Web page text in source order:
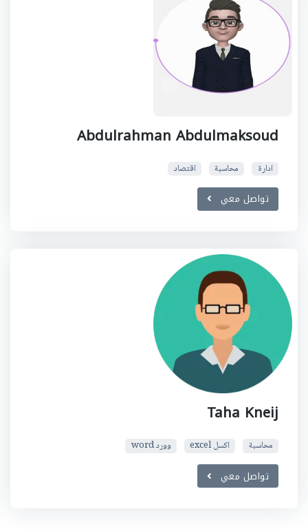
Abdulrahman Abdulmaksoud
ادارة محاسبة اقتصاد
تواصل معي
Taha Kneij
محاسبة اكسل excel وورد word
تواصل معي